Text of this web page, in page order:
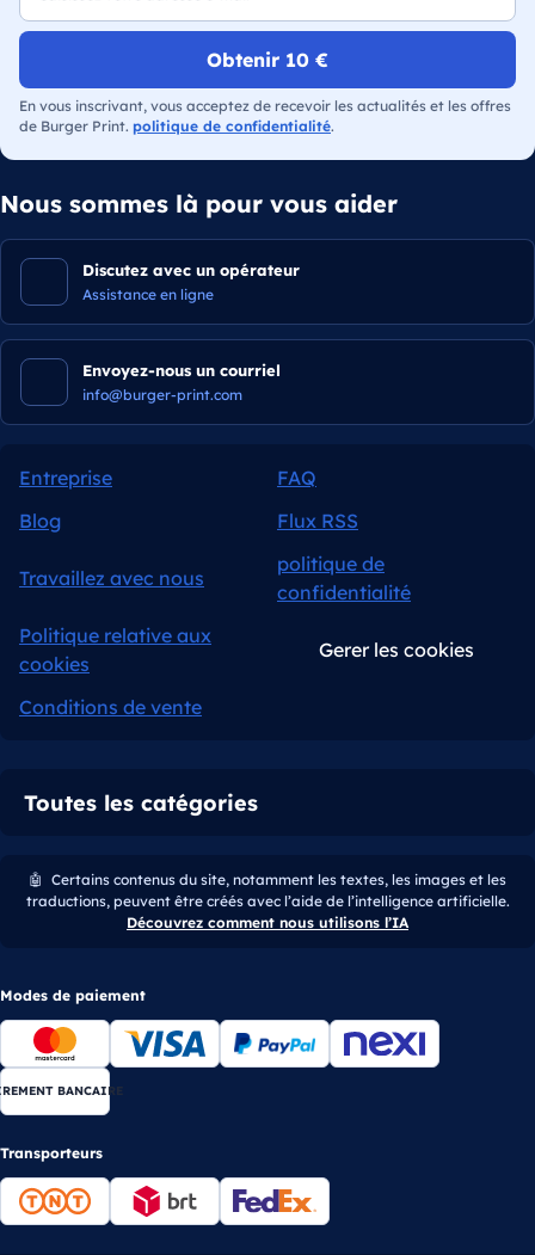
Obtenir 10 €
En vous inscrivant, vous acceptez de recevoir les actualités et les offres
de Burger Print. politique de confidentialité.
Nous sommes là pour vous aider
Discutez avec un opérateur
Assistance en ligne
Envoyez-nous un courriel
info@burger-print.com
Entreprise
FAQ
Blog
Flux RSS
Travaillez avec nous
politique de
confidentialité
Politique relative aux
cookies
Gerer les cookies
Conditions de vente
Toutes les catégories
🤖 Certains contenus du site, notamment les textes, les images et les
traductions, peuvent être créés avec l’aide de l’intelligence artificielle.
Découvrez comment nous utilisons l’IA
Modes de paiement
BANCAIRE
Transporteurs